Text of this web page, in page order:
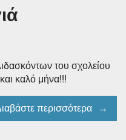
του σχολείου
καλό μήνα!!!
περισσότερα